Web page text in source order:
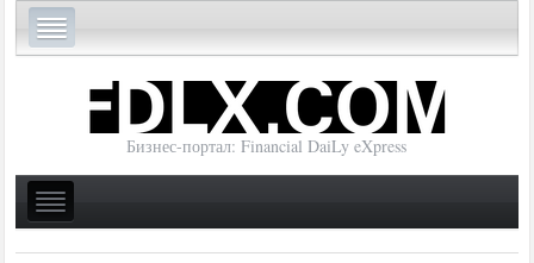
Бизнес-портал: Financial DaiLy eXpress